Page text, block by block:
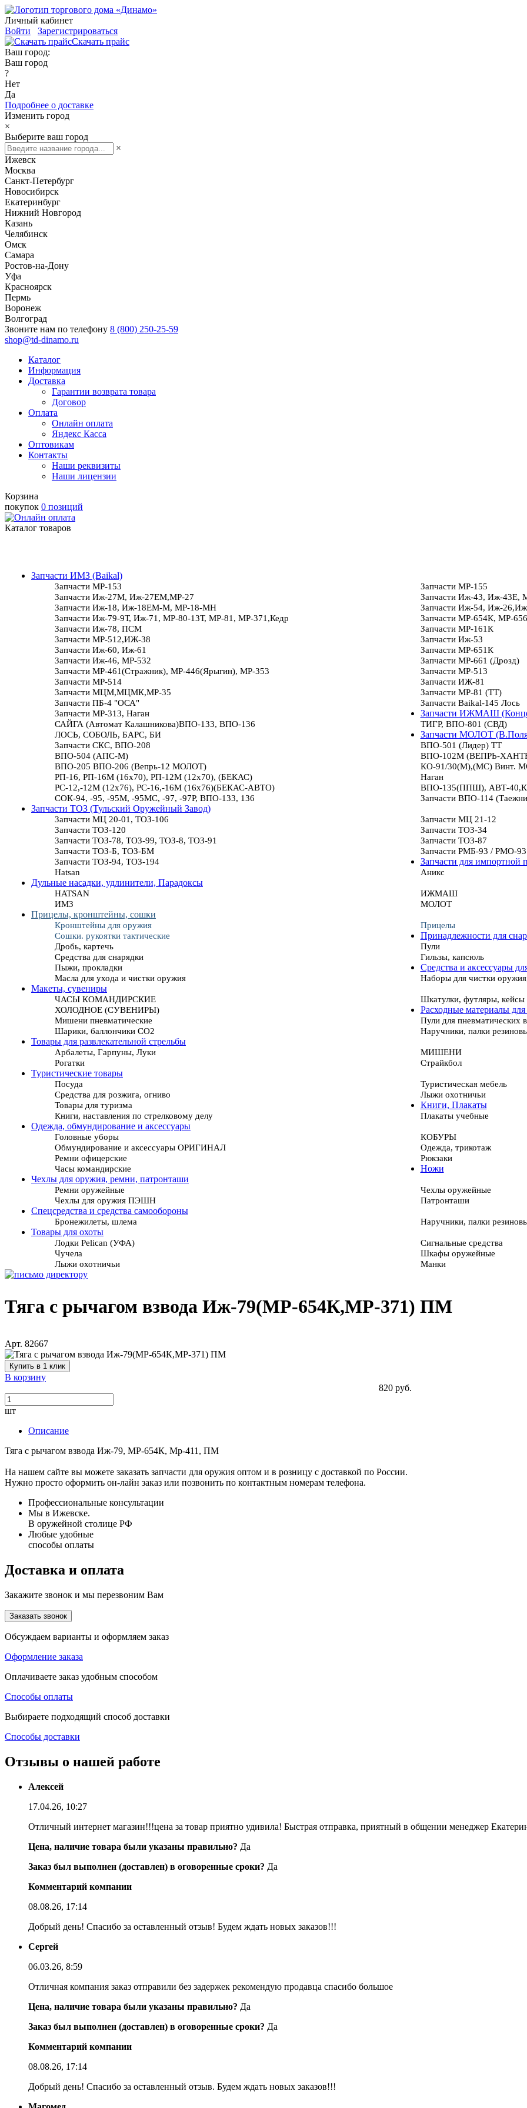
Личный кабинет
Войти
Зарегистрироваться
Скачать прайс
Ваш город:
Ваш город
?
Нет
Да
Подробнее о доставке
Изменить город
×
Выберите ваш город
×
Ижевск
Москва
Санкт-Петербург
Новосибирск
Екатеринбург
Нижний Новгород
Казань
Челябинск
Омск
Самара
Ростов-на-Дону
Уфа
Красноярск
Пермь
Воронеж
Волгоград
Звоните нам по телефону 8 (800) 250-25-59
shop@td-dinamo.ru
Каталог
Информация
Доставка
Гарантии возврата товара
Договор
Оплата
Онлайн оплата
Яндекс Касса
Оптовикам
Контакты
Наши реквизиты
Наши лицензии
Корзина
покупок 0 позиций
Каталог товаров
Запчасти ИМЗ (Baikal)
Запчасти МР-153
Запчасти МР-155
Запчасти Иж-27М, Иж-27ЕМ,МР-27
Запчасти Иж-43, Иж-43Е,
Запчасти Иж-18, Иж-18ЕМ-М, МР-18-МН
Запчасти Иж-54, Иж-
Запчасти Иж-79-9Т, Иж-71, МР-80-13Т, МР-81, МР-371,Кедр
Запчасти МР-654К, МР-
Запчасти Иж-78, ПСМ
Запчасти МР-161К
Запчасти МР-512,ИЖ-38
Запчасти Иж-53
Запчасти Иж-60, Иж-61
Запчасти МР-651К
Запчасти Иж-46, МР-532
Запчасти МР-661 (Дрозд)
Запчасти МР-461(Стражник), МР-446(Ярыгин), МР-353
Запчасти МР-513
Запчасти МР-514
Запчасти ИЖ-81
Запчасти МЦМ,МЦМК,МР-35
Запчасти МР-81 (ТТ)
Запчасти ПБ-4 "ОСА"
Запчасти Baikal-145 Лось
Запчасти МР-313, Наган
Запчасти ИЖМАШ
САЙГА (Автомат Калашникова)ВПО-133, ВПО-136
ТИГР, ВПО-801 (СВД)
ЛОСЬ, СОБОЛЬ, БАРС, БИ
Запчасти МОЛОТ
Запчасти СКС, ВПО-208
ВПО-501 (Лидер) ТТ
ВПО-504 (АПС-М)
ВПО-102М (ВЕПРЬ-
ВПО-205 ВПО-206 (Вепрь-12 МОЛОТ)
КО-91/30(М),(МС) Винт.
РП-16, РП-16М (16х70), РП-12М (12х70), (БЕКАС)
Наган
РС-12,-12М (12х76), РС-16,-16М (16х76)(БЕКАС-АВТО)
ВПО-135(ППШ), АВТ-
СОК-94, -95, -95М, -95МС, -97, -97Р, ВПО-133, 136
Запчасти ВПО-114
Запчасти ТОЗ (Тульский Оружейный Завод)
Запчасти МЦ 20-01, ТОЗ-106
Запчасти МЦ 21-12
Запчасти ТОЗ-120
Запчасти ТОЗ-34
Запчасти ТОЗ-78, ТОЗ-99, ТОЗ-8, ТОЗ-91
Запчасти ТОЗ-87
Запчасти ТОЗ-Б, ТОЗ-БМ
Запчасти РМБ-93 / РМО-93
Запчасти ТОЗ-94, ТОЗ-194
Запчасти для импортной
Hatsan
Аникс
Дульные насадки, удлинители, Парадоксы
HATSAN
ИЖМАШ
ИМЗ
МОЛОТ
Прицелы, кронштейны, сошки
Кронштейны для оружия
Прицелы
Сошки. рукоятки тактические
Принадлежности для
Дробь, картечь
Пули
Средства для снарядки
Гильзы, капсюль
Пыжи, прокладки
Средства и аксессуары
Масла для ухода и чистки оружия
Наборы для чистки
Макеты, сувениры
ЧАСЫ КОМАНДИРСКИЕ
Шкатулки, футляры, кейсы
ХОЛОДНОЕ (СУВЕНИРЫ)
Расходные материалы
Мишени пневматические
Пули для пневматических
Шарики, баллончики СО2
Наручники, палки
Товары для развлекательной стрельбы
Арбалеты, Гарпуны, Луки
МИШЕНИ
Рогатки
Страйкбол
Туристические товары
Посуда
Туристическая мебель
Средства для розжига, огниво
Лыжи охотничьи
Товары для туризма
Книги, Плакаты
Книги, наставления по стрелковому делу
Плакаты учебные
Одежда, обмундирование и аксессуары
Головные уборы
КОБУРЫ
Обмундирование и аксессуары ОРИГИНАЛ
Одежда, трикотаж
Ремни офицерские
Рюкзаки
Часы командирские
Ножи
Чехлы для оружия, ремни, патронташи
Ремни оружейные
Чехлы оружейные
Чехлы для оружия ПЭШН
Патронташи
Спецсредства и средства самообороны
Бронежилеты, шлема
Наручники, палки
Товары для охоты
Лодки Pelican (УФА)
Сигнальные средства
Чучела
Шкафы оружейные
Лыжи охотничьи
Манки
Тяга с рычагом взвода Иж-79(МР-654К,МР-371) ПМ
Арт. 82667
Купить в 1 клик
В корзину
820 руб.
шт
Описание
Тяга с рычагом взвода Иж-79, МР-654К, Мр-411, ПМ
На нашем сайте вы можете заказать запчасти для оружия оптом и в розницу с доставкой по России.
Нужно просто оформить он-лайн заказ или позвонить по контактным номерам телефона.
Профессиональные консультации
Мы в Ижевске.
В оружейной столице РФ
Любые удобные
способы оплаты
Доставка и оплата
Закажите звонок и мы перезвоним Вам
Заказать звонок
Обсуждаем варианты и оформляем заказ
Оформление заказа
Оплачиваете заказ удобным способом
Способы оплаты
Выбираете подходящий способ доставки
Способы доставки
Отзывы о нашей работе
Алексей
17.04.26, 10:27
Отличный интернет магазин!!!цена за товар приятно удивила! Быстрая отправка, приятный в общении менеджер
Цена, наличие товара были указаны правильно? Да
Заказ был выполнен (доставлен) в оговоренные сроки? Да
Комментарий компании
08.08.26, 17:14
Добрый день! Спасибо за оставленный отзыв! Будем ждать новых заказов!!!
Сергей
06.03.26, 8:59
Отличная компания заказ отправили без задержек рекомендую продавца спасибо большое
Цена, наличие товара были указаны правильно? Да
Заказ был выполнен (доставлен) в оговоренные сроки? Да
Комментарий компании
08.08.26, 17:14
Добрый день! Спасибо за оставленный отзыв. Будем ждать новых заказов!!!